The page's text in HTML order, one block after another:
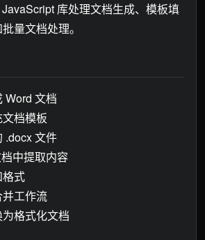
库处理文档生成、模板填
量文档处理。
Word 文档
档模板
.docx 文件
中提取内容
式
工作流
格式化文档